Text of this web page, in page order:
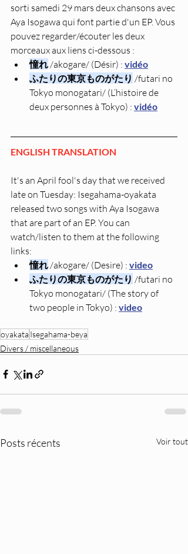
sorti samedi 29 mars deux chansons avec
Aya Isogawa qui font partie d'un EP. Vous
pouvez regarder/écouter les deux
morceaux aux liens ci-dessous :
憧れ /akogare/ (Désir) : vidéo
ふたりの東京ものがたり /futari no
Tokyo monogatari/ (L’histoire de
deux personnes à Tokyo) : vidéo
ENGLISH TRANSLATION
It's an April fool's day that we received
late on Tuesday: Isegahama-oyakata
released two songs with Aya Isogawa
that are part of an EP. You can
watch/listen to them at the following
links:
憧れ /akogare/ (Desire) : video
ふたりの東京ものがたり /futari no
Tokyo monogatari/ (The story of
two people in Tokyo) : video
oyakata Isegahama-beya
Divers / miscellaneous
Posts récents Voir tout